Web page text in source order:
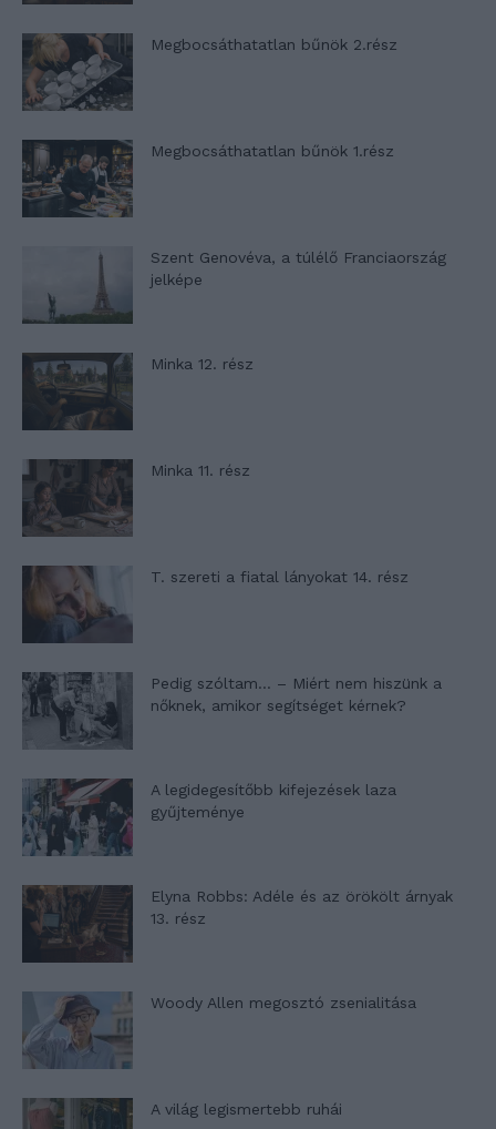
Megbocsáthatatlan bűnök 2.rész
Megbocsáthatatlan bűnök 1.rész
Szent Genovéva, a túlélő Franciaország
jelképe
Minka 12. rész
Minka 11. rész
T. szereti a fiatal lányokat 14. rész
Pedig szóltam… – Miért nem hiszünk a
nőknek, amikor segítséget kérnek?
A legidegesítőbb kifejezések laza
gyűjteménye
Elyna Robbs: Adéle és az örökölt árnyak
13. rész
Woody Allen megosztó zsenialitása
A világ legismertebb ruhái